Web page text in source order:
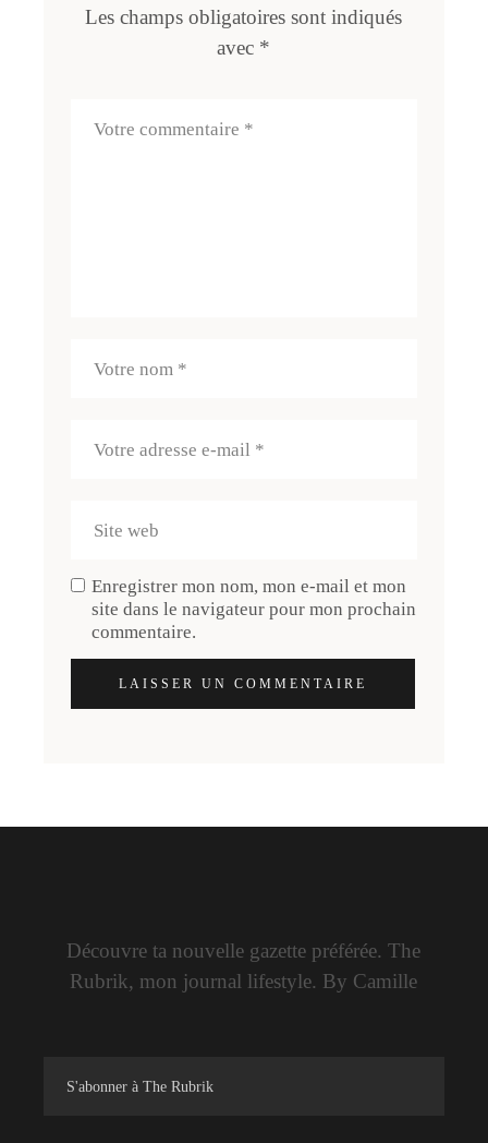
Les champs obligatoires sont indiqués
avec *
Enregistrer mon nom, mon e-mail et mon
site dans le navigateur pour mon prochain
commentaire.
LAISSER UN COMMENTAIRE
Découvre ta nouvelle gazette préférée. The
Rubrik, mon journal lifestyle. By Camille